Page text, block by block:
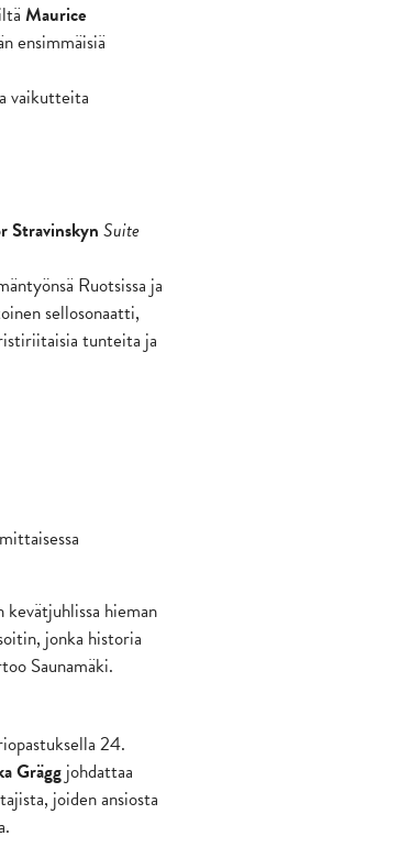
Maurice
ensimmäisiä
vaikutteita
Stravinskyn Suite
Ruotsissa ja
sellosonaatti,
tunteita ja
hieman
jonka historia
Saunamäki.
24.
Grägg johdattaa
joiden ansiosta